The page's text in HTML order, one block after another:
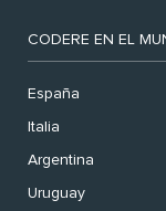
CODERE EN EL
España
Italia
Argentina
Uruguay